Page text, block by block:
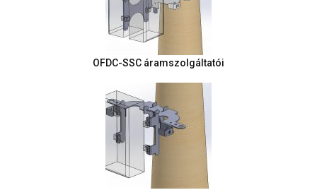
OFDC-SSC áramszolgáltatói